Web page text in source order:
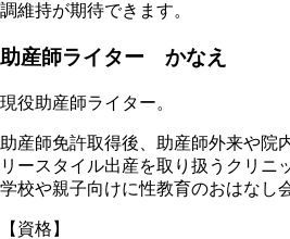
調維持が期待できます。
助産師ライター かなえ
現役助産師ライター。
助産師免許取得後、助産師外来や院
リースタイル出産を取り扱うクリニ
学校や親子向けに性教育のおはなし
【資格】